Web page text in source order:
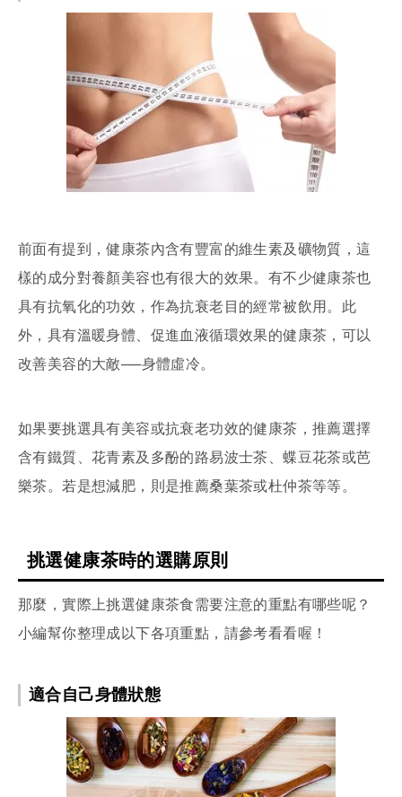
前面有提到，健康茶內含有豐富的維生素及礦物質，這
樣的成分對養顏美容也有很大的效果。有不少健康茶也
具有抗氧化的功效，作為抗衰老目的經常被飲用。此
外，具有溫暖身體、促進血液循環效果的健康茶，可以
改善美容的大敵──身體虛冷。
如果要挑選具有美容或抗衰老功效的健康茶，推薦選擇
含有鐵質、花青素及多酚的路易波士茶、蝶豆花茶或芭
樂茶。若是想減肥，則是推薦桑葉茶或杜仲茶等等。
挑選健康茶時的選購原則
那麼，實際上挑選健康茶食需要注意的重點有哪些呢？
小編幫你整理成以下各項重點，請參考看看喔！
適合自己身體狀態